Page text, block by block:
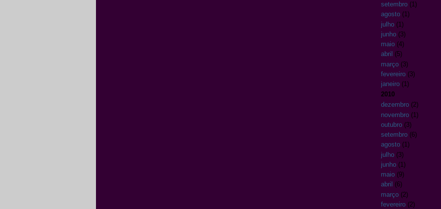
setembro(1)
agosto(1)
julho(1)
junho(3)
maio(4)
abril (5)
março(3)
fevereiro(3)
janeiro(1)
2010
dezembro(2)
novembro(1)
outubro(3)
setembro(6)
agosto(1)
julho(3)
junho(1)
maio(9)
abril (6)
março(2)
fevereiro(2)